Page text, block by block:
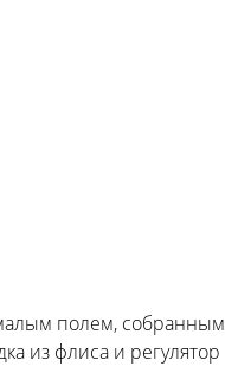
полем, собранным
из флиса и регулятор